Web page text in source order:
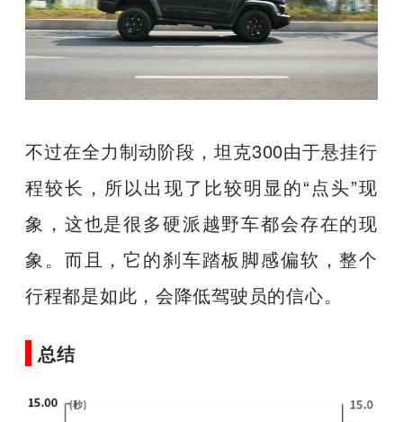
不过在全力制动阶段，坦克300由于悬挂行
程较长，所以出现了比较明显的“点头”现
象，这也是很多硬派越野车都会存在的现
象。而且，它的刹车踏板脚感偏软，整个
行程都是如此，会降低驾驶员的信心。
总结